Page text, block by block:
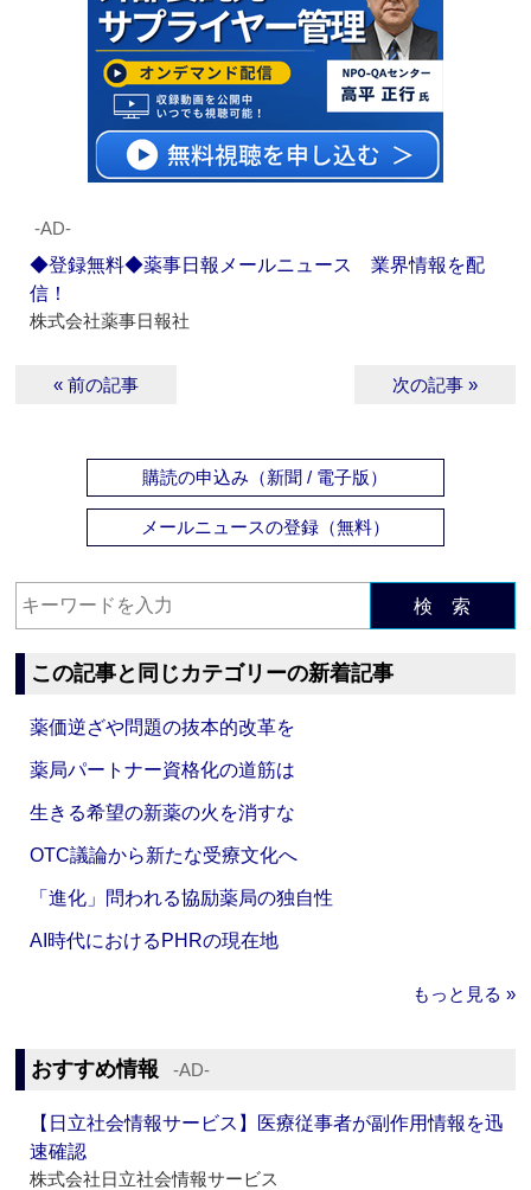
‐AD‐
◆登録無料◆薬事日報メールニュース 業界情報を配
信！
株式会社薬事日報社
« 前の記事 次の記事 »
購読の申込み（新聞 / 電子版）
メールニュースの登録（無料）
検 索
この記事と同じカテゴリーの新着記事
薬価逆ざや問題の抜本的改革を
薬局パートナー資格化の道筋は
生きる希望の新薬の火を消すな
OTC議論から新たな受療文化へ
「進化」問われる協励薬局の独自性
AI時代におけるPHRの現在地
もっと見る »
おすすめ情報 ‐AD‐
【日立社会情報サービス】医療従事者が副作用情報を迅
速確認
株式会社日立社会情報サービス